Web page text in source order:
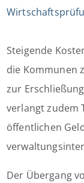
Steigende
die Kommunen
zur
verlangt zudem
öffentlichen
Der Übergang